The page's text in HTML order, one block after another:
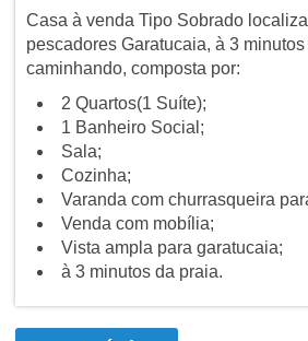
Casa à venda Tipo Sobrado
pescadores Garatucaia, à 3
caminhando, composta por:
2 Quartos(1 Suíte);
1 Banheiro Social;
Sala;
Cozinha;
Varanda com churrasqueira
Venda com mobília;
Vista ampla para garatucaia;
à 3 minutos da praia.